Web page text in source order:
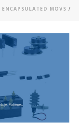
ENCAPSULATED MOVS /
Varistores,